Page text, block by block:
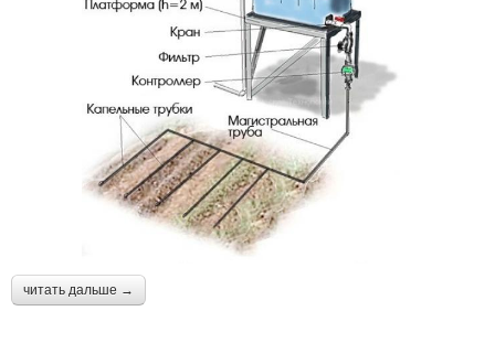
читать дальше →